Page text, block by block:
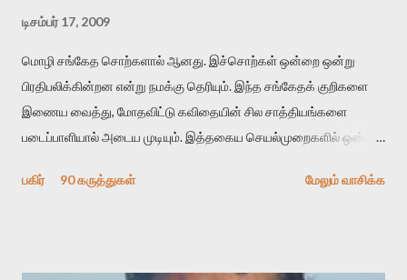
டிசம்பர் 17, 2009
மொழி சங்கேத சொற்களால் ஆனது. இச்சொற்கள் ஒன்றை ஒன்று
பிரதிபலிக்கின்றன என்று நமக்கு தெரியும். இந்த சங்கேதக் குறிகளை
இணைய வைத்து, மோதவிட்டு கவிதையின் சில சாத்தியங்களை
படைப்பாளியால் அடைய முடியும். இத்தகைய செயல்முறைகளில் ஒன்றை
காலத்தில் ஜாலவித்தைக்காரர்கள் வந்து போன பின் அவர்களின்
பகிர் 90 கருத்துகள் மேலும் வாசிக்க